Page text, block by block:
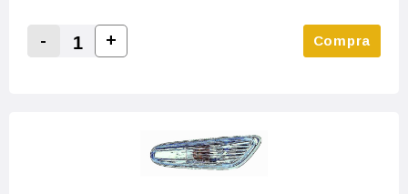
Decrease Quantity:
-
Increase Quantity:
+ Compra